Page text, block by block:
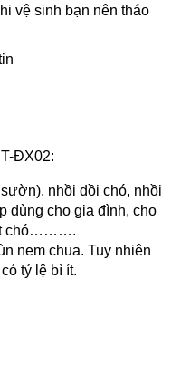
vệ sinh bạn nên tháo
ĐX02:
nhồi dồi chó, nhồi
dùng cho gia đình, cho
chó……….
nem chua. Tuy nhiên
tỷ lệ bì ít.